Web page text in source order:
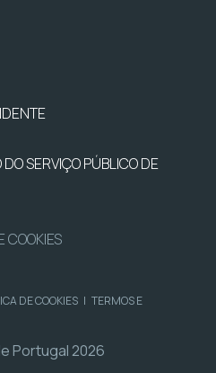
SERVIÇO PÚBLICO DE
COOKIES
DE COOKIES | TERMOS E
Portugal 2026